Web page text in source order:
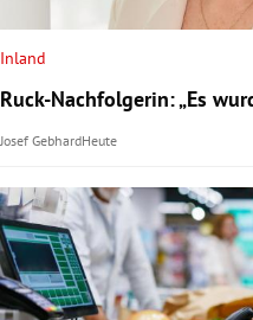
Inland
Ruck-Nachfolgerin: „Es
Josef GebhardHeute